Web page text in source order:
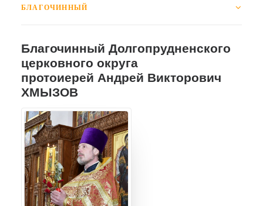
БЛАГОЧИННЫЙ
Благочинный Долгопрудненского
церковного округа
протоиерей Андрей Викторович
ХМЫЗОВ